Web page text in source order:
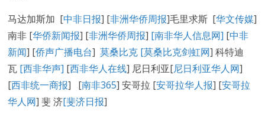
马达加斯加 [中非日报] [非洲华侨周报]毛里求斯 [华文传媒]
南非 [华侨新闻报] [非洲华侨周报] [南非华人信息网] [中非
新闻] [侨声广播电台]莫桑比克 [莫桑比克剑虹网] 科特迪
瓦 [西非华声] [西非华人在线] 尼日利亚[尼日利亚华人网]
[西非统一商报] [南非365] 安哥拉 [安哥拉华人报] [安哥拉
华人网] 斐 济[斐济日报]